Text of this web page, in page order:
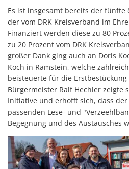
Es ist insgesamt bereits der fünfte
der vom DRK Kreisverband im
Finanziert werden diese zu 80
zu 20 Prozent vom DRK
großer Dank ging auch an Doris
Koch in Ramstein, welche
beisteuerte für die
Bürgermeister Ralf Hechler zeigte
Initiative und erhofft sich, dass
passenden Lese- und
Begegnung und des Austausches